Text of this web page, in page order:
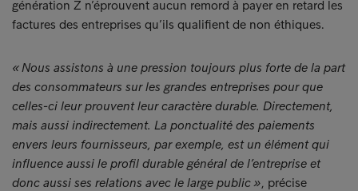
génération Z n’éprouvent aucun remord à payer en retard les
factures des entreprises qu’ils qualifient de non éthiques.
« Nous assistons à une pression toujours plus forte de la part
des consommateurs sur les grandes entreprises pour que
celles-ci leur prouvent leur caractère durable. Directement,
mais aussi indirectement. La ponctualité des paiements
envers leurs fournisseurs, par exemple, est un élément qui
influence aussi le profil durable général de l’entreprise et
donc aussi ses relations avec le large public », précise